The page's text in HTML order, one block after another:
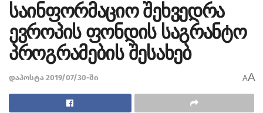
საინფორმაციო შეხვედრა
ევროპის ფონდის საგრანტო
პროგრამების შესახებ
დაპოსტა 2019/07/30-ში AA